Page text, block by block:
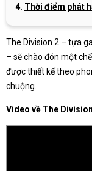
Thời điểm phát
The Division 2 – tựa
– sẽ chào đón một
được thiết kế theo
chuộng.
Video về The